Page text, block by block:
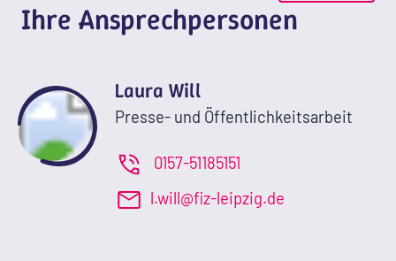
Ihre Ansprechpersonen
Laura Will
Presse- und Öffentlichkeitsarbeit
0157-51185151
l.will@fiz-leipzig.de